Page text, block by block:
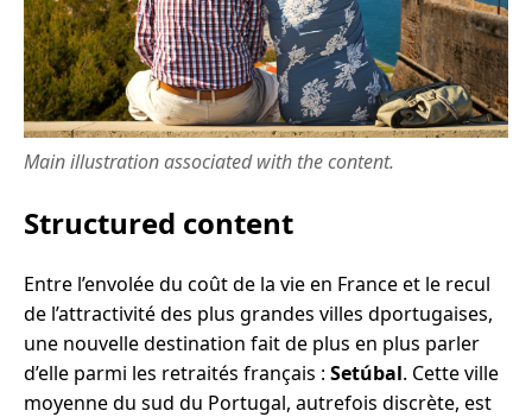
Main illustration associated with the content.
Structured content
Entre l’envolée du coût de la vie en France et le recul
de l’attractivité des plus grandes villes dportugaises,
une nouvelle destination fait de plus en plus parler
d’elle parmi les retraités français : Setúbal. Cette ville
moyenne du sud du Portugal, autrefois discrète, est